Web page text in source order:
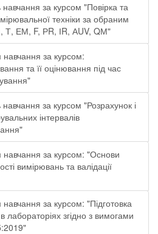
за курсом "Повірка та
техніки за обраним
Т, ЕМ, F, РR, ІR, АUV, QМ"
за курсом:
та її оцінювання під час
за курсом "Розрахунок і
інтервалів
навчання за курсом: "Основи
вимірювань та валідації
за курсом: "Підготовка
лабораторіях згідно з вимогами